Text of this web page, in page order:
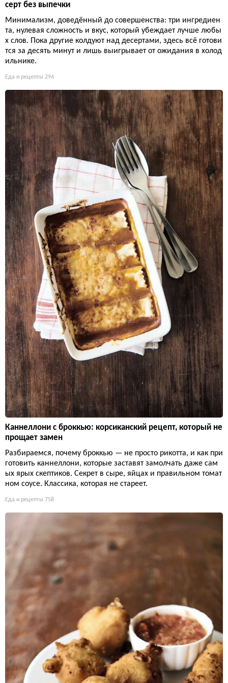
серт без выпечки
Минимализм, доведённый до совершенства: три ингредиен
та, нулевая сложность и вкус, который убеждает лучше любы
х слов. Пока другие колдуют над десертами, здесь всё готови
тся за десять минут и лишь выигрывает от ожидания в холод
ильнике.
Еда и рецепты 294
Каннеллони с броккью: корсиканский рецепт, который не
прощает замен
Разбираемся, почему броккью — не просто рикотта, и как при
готовить каннеллони, которые заставят замолчать даже сам
ых ярых скептиков. Секрет в сыре, яйцах и правильном томат
ном соусе. Классика, которая не стареет.
Еда и рецепты 758